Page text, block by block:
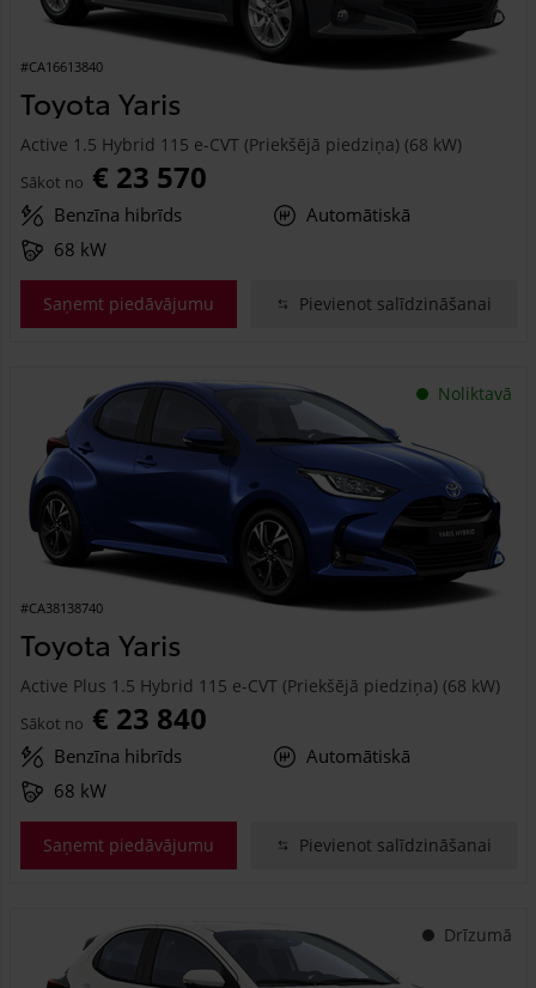
#CA16613840
Toyota Yaris
Active 1.5 Hybrid 115 e-CVT (Priekšējā piedziņa) (68 kW)
Sākot no € 23 570
Benzīna hibrīds
Automātiskā
68 kW
Saņemt piedāvājumu Pievienot salīdzināšanai
Noliktavā
#CA38138740
Toyota Yaris
Active Plus 1.5 Hybrid 115 e-CVT (Priekšējā piedziņa) (68 kW)
Sākot no € 23 840
Benzīna hibrīds
Automātiskā
68 kW
Saņemt piedāvājumu Pievienot salīdzināšanai
Drīzumā